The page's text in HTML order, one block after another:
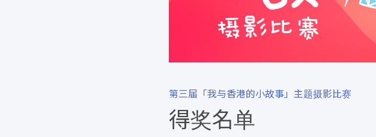
第三届「我与香港的小故事」主题摄影比赛
得奖名单